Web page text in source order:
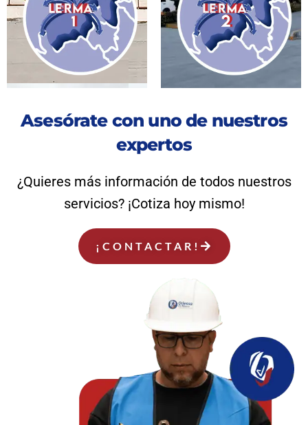
Asesórate con uno de nuestros
expertos
¿Quieres más información de todos nuestros
servicios? ¡Cotiza hoy mismo!
¡CONTACTAR!